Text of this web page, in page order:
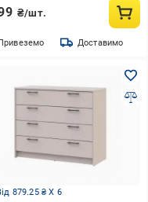
₴/шт.
Доставимо
879.25 ₴ X 6